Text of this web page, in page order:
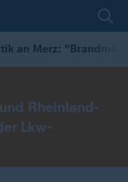
an Merz:
Rheinland-
Lkw-